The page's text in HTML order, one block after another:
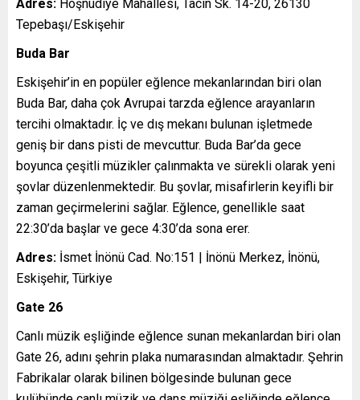
Adres: Hoşnudiye Mahallesi, Tacin Sk. 14-20, 26130
Tepebaşı/Eskişehir
Buda Bar
Eskişehir’in en popüler eğlence mekanlarından biri olan
Buda Bar, daha çok Avrupai tarzda eğlence arayanların
tercihi olmaktadır. İç ve dış mekanı bulunan işletmede
geniş bir dans pisti de mevcuttur. Buda Bar’da gece
boyunca çeşitli müzikler çalınmakta ve sürekli olarak yeni
şovlar düzenlenmektedir. Bu şovlar, misafirlerin keyifli bir
zaman geçirmelerini sağlar. Eğlence, genellikle saat
22:30’da başlar ve gece 4:30’da sona erer.
Adres: İsmet İnönü Cad. No:151 | İnönü Merkez, İnönü,
Eskişehir, Türkiye
Gate 26
Canlı müzik eşliğinde eğlence sunan mekanlardan biri olan
Gate 26, adını şehrin plaka numarasından almaktadır. Şehrin
Fabrikalar olarak bilinen bölgesinde bulunan gece